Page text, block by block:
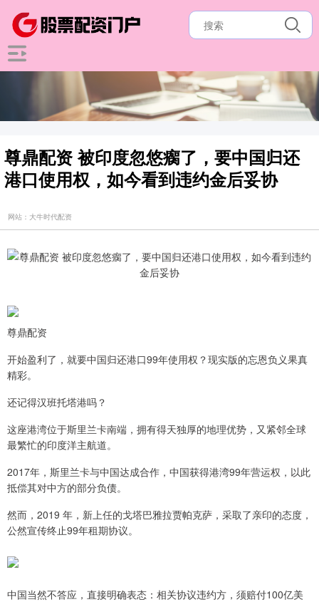
尊鼎配资 被印度忽悠瘸了，要中国归还
港口使用权，如今看到违约金后妥协
网站：大牛时代配资
尊鼎配资
开始盈利了，就要中国归还港口99年使用权？现实版的忘恩负义果真
精彩。
还记得汉班托塔港吗？
这座港湾位于斯里兰卡南端，拥有得天独厚的地理优势，又紧邻全球
最繁忙的印度洋主航道。
2017年，斯里兰卡与中国达成合作，中国获得港湾99年营运权，以此
抵偿其对中方的部分负债。
然而，2019 年，新上任的戈塔巴雅拉贾帕克萨，采取了亲印的态度，
公然宣传终止99年租期协议。
中国当然不答应，直接明确表态：相关协议违约方，须赔付100亿美